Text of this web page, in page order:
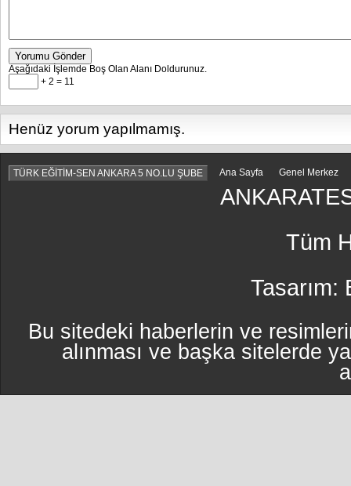
Yorumu Gönder
Aşağıdaki İşlemde Boş Olan Alanı Doldurunuz.
+ 2 = 11
Henüz yorum yapılmamış.
TÜRK EĞİTİM-SEN ANKARA 5 NO.LU ŞUBE Ana Sayfa Genel Merkez
Tüm
Tasarım:
Bu sitedeki haberlerin ve
alınması ve başka sitelerde